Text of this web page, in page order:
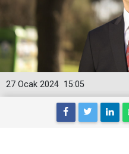
15:05
27 Ocak 2024